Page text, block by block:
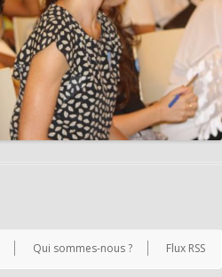
Qui sommes-nous ? Flux RSS